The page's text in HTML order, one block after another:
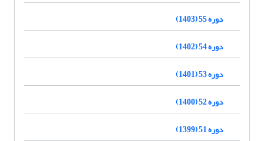
دوره 55 (1403)
دوره 54 (1402)
دوره 53 (1401)
دوره 52 (1400)
دوره 51 (1399)